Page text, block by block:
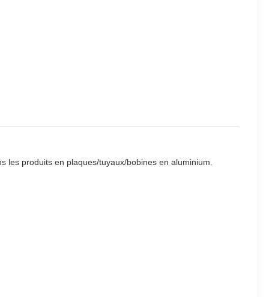
les produits en plaques/tuyaux/bobines en aluminium.